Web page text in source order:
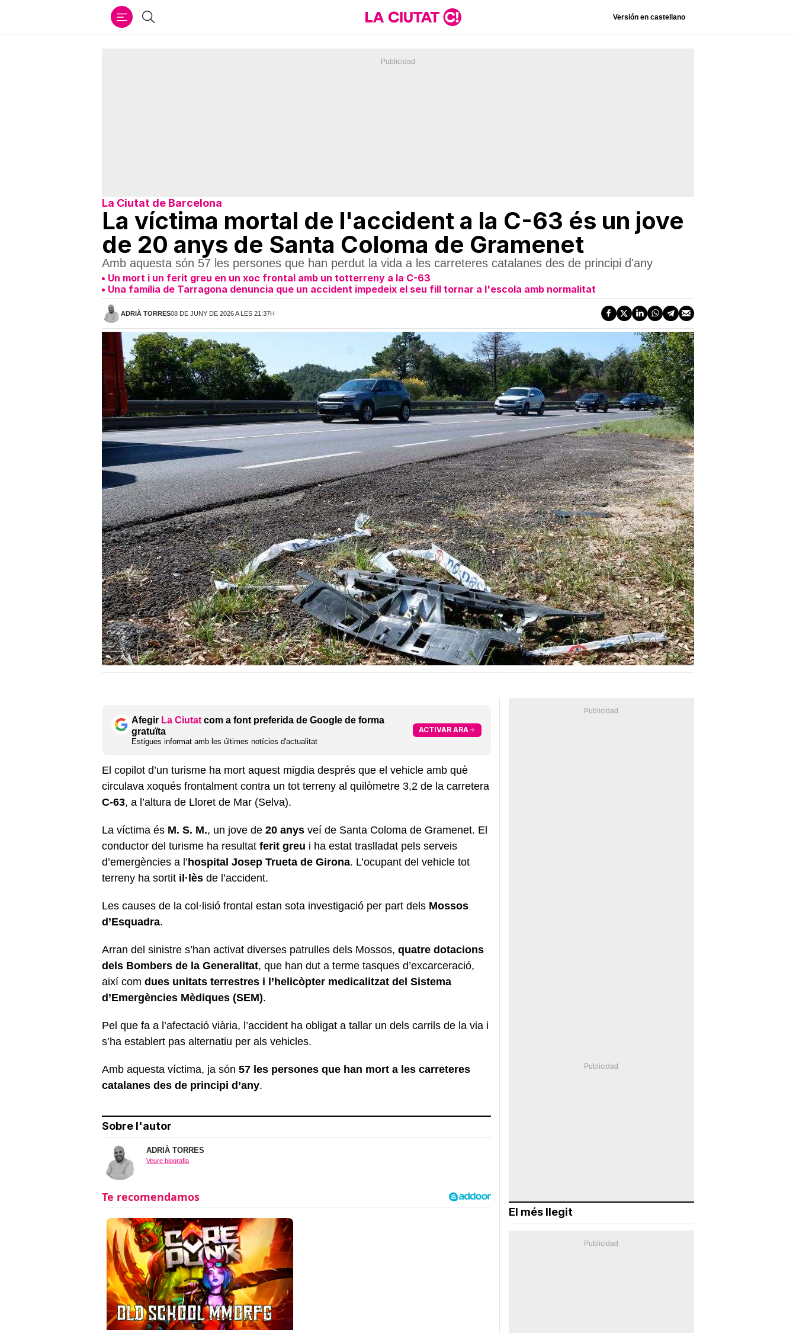
Cercar Versión en castellano
La Ciutat de Barcelona
La víctima mortal de l'accident a la C-63 és un jove
de 20 anys de Santa Coloma de Gramenet
Amb aquesta són 57 les persones que han perdut la vida a les carreteres catalanes des de principi d'any
Un mort i un ferit greu en un xoc frontal amb un totterreny a la C-63
Una família de Tarragona denuncia que un accident impedeix el seu fill tornar a l'escola amb normalitat
ADRIÀ TORRES08 DE JUNY DE 2026 A LES 21:37H
Afegir La Ciutat com a font preferida de Google de forma
gratuïta
Estigues informat amb les últimes notícies d'actualitat
ACTIVAR ARA
El copilot d’un turisme ha mort aquest migdia després que el vehicle amb què
circulava xoqués frontalment contra un tot terreny al quilòmetre 3,2 de la carretera
C-63, a l’altura de Lloret de Mar (Selva).
La víctima és M. S. M., un jove de 20 anys veí de Santa Coloma de Gramenet. El
conductor del turisme ha resultat ferit greu i ha estat traslladat pels serveis
d’emergències a l’hospital Josep Trueta de Girona. L’ocupant del vehicle tot
terreny ha sortit il·lès de l’accident.
Les causes de la col·lisió frontal estan sota investigació per part dels Mossos
d’Esquadra.
Arran del sinistre s’han activat diverses patrulles dels Mossos, quatre dotacions
dels Bombers de la Generalitat, que han dut a terme tasques d’excarceració,
així com dues unitats terrestres i l’helicòpter medicalitzat del Sistema
d’Emergències Mèdiques (SEM).
Pel que fa a l’afectació viària, l’accident ha obligat a tallar un dels carrils de la via i
s’ha establert pas alternatiu per als vehicles.
Amb aquesta víctima, ja són 57 les persones que han mort a les carreteres
catalanes des de principi d’any.
Sobre l'autor
ADRIÀ TORRES
Veure biografia
El més llegit